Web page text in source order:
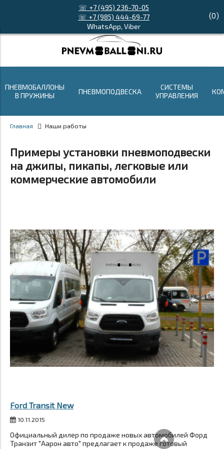
☏ +7 (495) 236-70-05
☏ +7 (985) 444-69-77
WhatsApp, Viber
(0)
ПНЕВМОБАЛЛОНЫ
В ПРУЖИНЫ
ПНЕВМОПОДВЕСКА
СИСТЕМЫ
УПРАВЛЕНИЯ
Главная Наши работы
Примеры установки пневмоподвески
на джипы, пикапы, легковые или
коммерческие автомобили
Ford Transit New
10.11.2015
Официальный дилер по продаже новых автомобилей Форд
Транзит "Аарон авто" предлагает к продаже готовый